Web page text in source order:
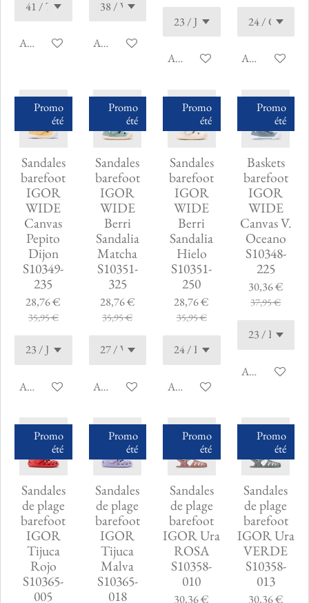
Ajouter au panierAjouter au panier
Ajouter au panierAjouter au
Promo
été
Sandales
barefoot
IGOR
WIDE
Canvas
Pepito
Dijon
S10349-
235
28,76 €
35,95 €
Ajouter au panier
Promo
été
Sandales
barefoot
IGOR
WIDE
Berri
Sandalia
Matcha
S10351-
325
28,76 €
35,95 €
Ajouter au panier
Promo
été
Sandales
barefoot
IGOR
WIDE
Berri
Sandalia
Hielo
S10351-
250
28,76 €
35,95 €
Ajouter au panier
Promo
été
Baskets
barefoot
IGOR
WIDE
Canvas V.
Oceano
S10348-
225
30,36 €
37,95 €
Ajouter au
Promo
été
Sandales
de plage
barefoot
IGOR
Tijuca
Rojo
S10365-
005
Promo
été
Sandales
de plage
barefoot
IGOR
Tijuca
Malva
S10365-
018
Promo
été
Sandales
de plage
barefoot
IGOR Ura
ROSA
S10358-
010
30,36 €
Promo
été
Sandales
de plage
barefoot
IGOR Ura
VERDE
S10358-
013
30,36 €